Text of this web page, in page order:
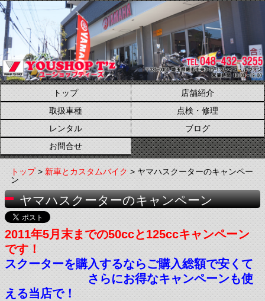
トップ
店舗紹介
取扱車種
点検・修理
レンタル
ブログ
お問合せ
トップ>新車とカスタムバイク> ヤマハスクーターのキャンペー
ン
ヤマハスクーターのキャンペーン
2011年5月末までの50ccと125ccキャンペーン
です！
スクーターを購入するならご購入総額で安くて
さらにお得なキャンペーンも使
える当店で！